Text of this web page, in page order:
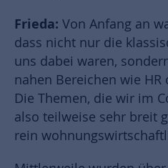
Frieda: Von Anfang an
dass nicht nur die
uns dabei waren,
nahen Bereichen wie
Die Themen, die wir im
also teilweise sehr breit
rein